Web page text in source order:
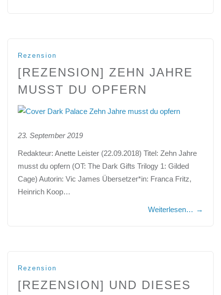
Rezension
[REZENSION] ZEHN JAHRE
MUSST DU OPFERN
23. September 2019
Redakteur: Anette Leister (22.09.2018) Titel: Zehn Jahre
musst du opfern (OT: The Dark Gifts Trilogy 1: Gilded
Cage) Autorin: Vic James Übersetzer*in: Franca Fritz,
Heinrich Koop…
Weiterlesen… →
Rezension
[REZENSION] UND DIESES